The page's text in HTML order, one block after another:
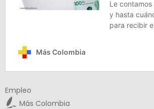
Empleo
Más Colombia